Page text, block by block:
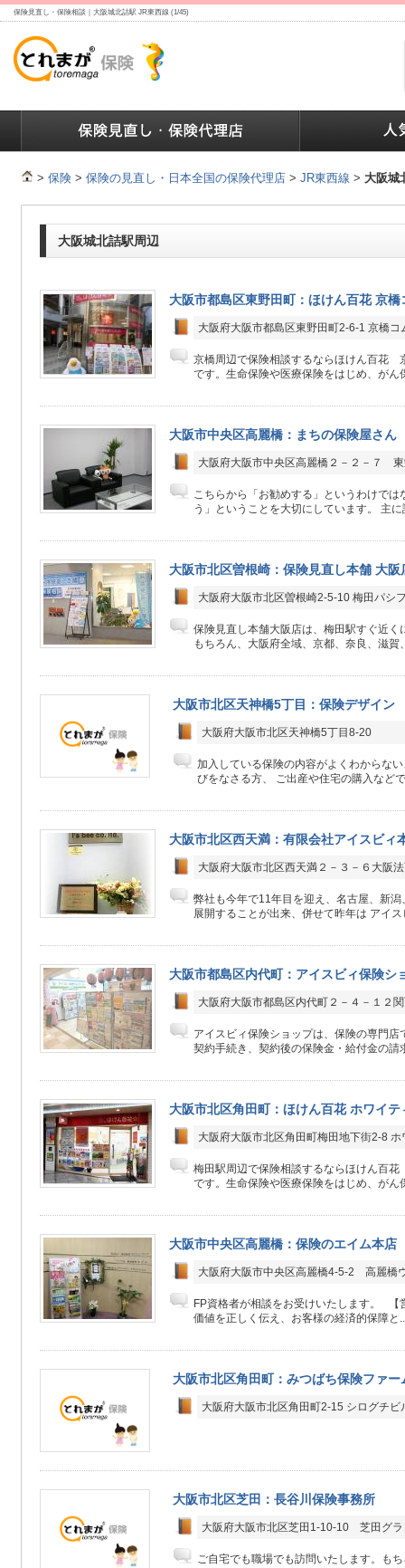
保険見直し・保険相談｜大阪城北詰駅 JR東西線 (1/45)
> 保険 > 保険の見直し・日本全国の保険代理店 > JR東西線 > 大阪城
大阪城北詰駅周辺
大阪市都島区東野田町：ほけん百花 京
大阪府大阪市都島区東野田町2-6-1 京橋コ
京橋周辺で保険相談するならほけん百花
です。生命保険や医療保険をはじめ、がん
大阪市中央区高麗橋：まちの保険屋さん
大阪府大阪市中央区高麗橋２－２－７
こちらから「お勧めする」というわけで
う」ということを大切にしています。 主
大阪市北区曽根崎：保険見直し本舗 大阪
大阪府大阪市北区曽根崎2-5-10 梅田パシ
保険見直し本舗大阪店は、梅田駅すぐ近く
もちろん、大阪府全域、京都、奈良、滋賀
大阪市北区天神橋5丁目：保険デザイ
大阪府大阪市北区天神橋5丁目8-20
加入している保険の内容がよくわからな
びをなさる方、 ご出産や住宅の購入など
大阪市北区西天満：有限会社アイスビィ
大阪府大阪市北区西天満２－３－６大阪
弊社も今年で11年目を迎え、名古屋、新
展開することが出来、併せて昨年は アイ
大阪市都島区内代町：アイスビィ保険シ
大阪府大阪市都島区内代町２－４－１２
アイスビィ保険ショップは、保険の専門
契約手続き、契約後の保険金・給付金の請
大阪市北区角田町：ほけん百花 ホワイテ
大阪府大阪市北区角田町梅田地下街2-8
梅田駅周辺で保険相談するならほけん百
です。生命保険や医療保険をはじめ、がん
大阪市中央区高麗橋：保険のエイム本店
大阪府大阪市中央区高麗橋4-5-2 高麗橋
FP資格者が相談をお受けいたします。 【
価値を正しく伝え、お客様の経済的保障と
大阪市北区角田町：みつばち保険ファー
大阪府大阪市北区角田町2-15 シログチビ
大阪市北区芝田：長谷川保険事務所
大阪府大阪市北区芝田1-10-10 芝田グラ
ご自宅でも職場でも訪問いたします。も